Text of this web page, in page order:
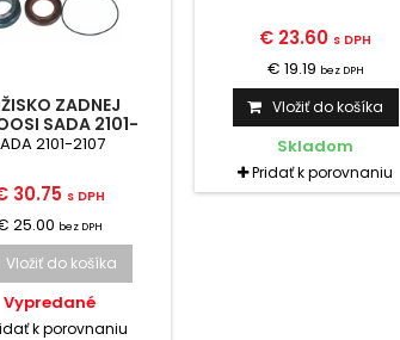
ZADNEJ
SADA 2101-
86
2101-2107
30.75 s DPH
25.00 bez DPH
Vložiť do košíka
Vypredané
k porovnaniu
€ 23.60 s DPH
€ 19.19 bez DPH
Vložiť do košíka
Skladom
Pridať k porovnaniu